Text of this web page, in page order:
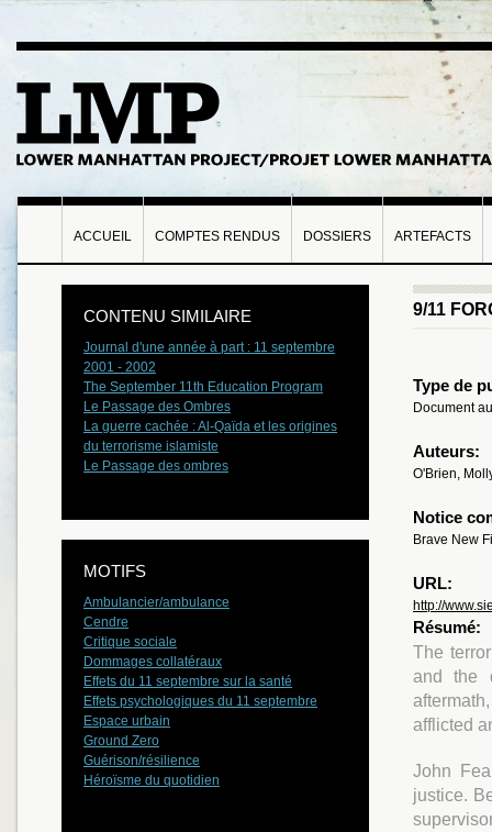
ACCUEIL COMPTES RENDUS DOSSIERS ARTEFACTS
9/11
Type de
Document
Auteurs:
O'Brien,
Notice
Brave New
URL:
http://
Résumé:
The
and the
afflicted
John
justice.
CONTENU SIMILAIRE
Journal d'une année à part : 11 septembre
2001 - 2002
The September 11th Education Program
Le Passage des Ombres
La guerre cachée : Al-Qaïda et les origines
du terrorisme islamiste
Le Passage des ombres
MOTIFS
Ambulancier/ambulance
Cendre
Critique sociale
Dommages collatéraux
Effets du 11 septembre sur la santé
Effets psychologiques du 11 septembre
Espace urbain
Ground Zero
Guérison/résilience
Héroïsme du quotidien